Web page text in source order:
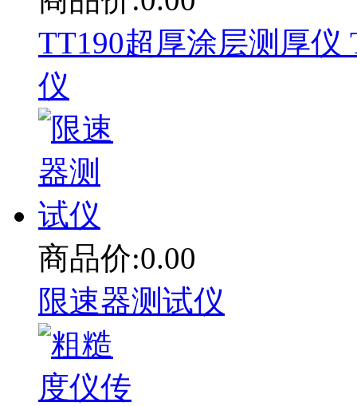
TT190超厚涂层测厚仪
仪
商品价:0.00
限速器测试仪